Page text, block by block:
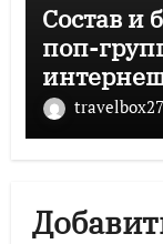
Состав и
поп-
музыка и
travelbox27_